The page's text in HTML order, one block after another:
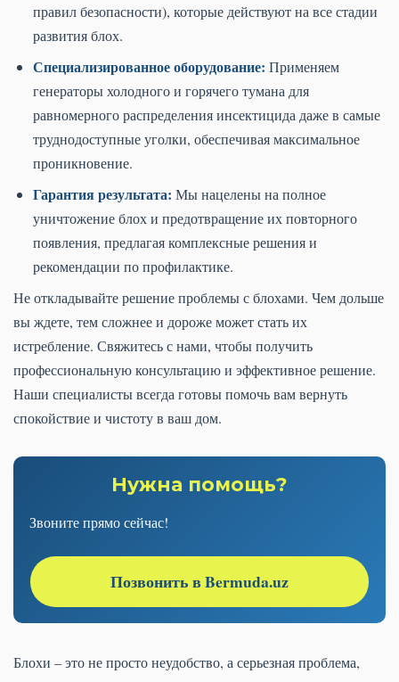
правил безопасности), которые действуют на все стадии
развития блох.
Специализированное оборудование: Применяем
генераторы холодного и горячего тумана для
равномерного распределения инсектицида даже в самые
труднодоступные уголки, обеспечивая максимальное
проникновение.
Гарантия результата: Мы нацелены на полное
уничтожение блох и предотвращение их повторного
появления, предлагая комплексные решения и
рекомендации по профилактике.
Не откладывайте решение проблемы с блохами. Чем дольше
вы ждете, тем сложнее и дороже может стать их
истребление. Свяжитесь с нами, чтобы получить
профессиональную консультацию и эффективное решение.
Наши специалисты всегда готовы помочь вам вернуть
спокойствие и чистоту в ваш дом.
Нужна помощь?
Звоните прямо сейчас!
Позвонить в Bermuda.uz
Блохи – это не просто неудобство, а серьезная проблема,